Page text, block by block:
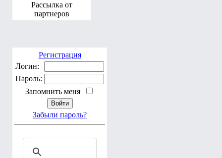
Рассылка от
партнеров
Регистрация
Логин:
Пароль:
Запомнить меня
Забыли пароль?